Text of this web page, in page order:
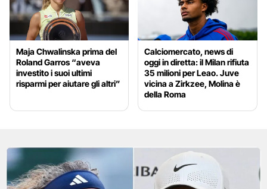
Maja Chwalinska prima del
Roland Garros “aveva
investito i suoi ultimi
risparmi per aiutare gli altri”
Calciomercato, news di
oggi in diretta: il Milan rifiuta
35 milioni per Leao. Juve
vicina a Zirkzee, Molina è
della Roma